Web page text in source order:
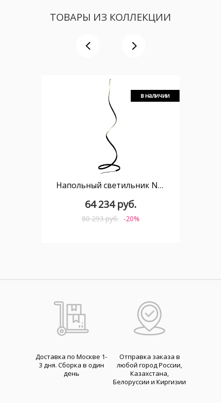
ТОВАРЫ ИЗ КОЛЛЕКЦИИ
в наличии
Напольный светильник NUR 5805
64 234 руб.
80 293 руб. -20%
Доставка по Москве 1-
3 дня. Cборка в один
день
Отправка заказа в
любой город России,
Казахстана,
Белоруссии и Киргизии